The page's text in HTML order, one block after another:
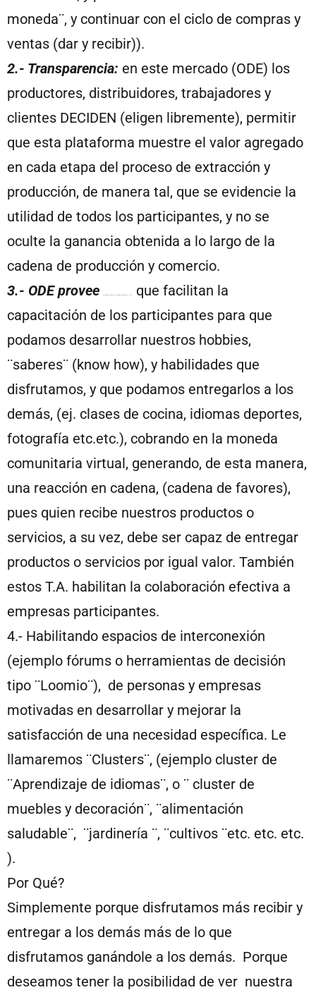
moneda¨, y continuar con el ciclo de compras y
ventas (dar y recibir)).
2.- Transparencia: en este mercado (ODE) los
productores, distribuidores, trabajadores y
clientes DECIDEN (eligen libremente), permitir
que esta plataforma muestre el valor agregado
en cada etapa del proceso de extracción y
producción, de manera tal, que se evidencie la
utilidad de todos los participantes, y no se
oculte la ganancia obtenida a lo largo de la
cadena de producción y comercio.
3.- ODE provee
que facilitan la
capacitación de los participantes para que
podamos desarrollar nuestros hobbies,
¨saberes¨ (know how), y habilidades que
disfrutamos, y que podamos entregarlos a los
demás, (ej. clases de cocina, idiomas deportes,
fotografía etc.etc.), cobrando en la moneda
comunitaria virtual, generando, de esta manera,
una reacción en cadena, (cadena de favores),
pues quien recibe nuestros productos o
servicios, a su vez, debe ser capaz de entregar
productos o servicios por igual valor. También
estos T.A. habilitan la colaboración efectiva a
empresas participantes.
4.- Habilitando espacios de interconexión
(ejemplo fórums o herramientas de decisión
tipo ¨Loomio¨), de personas y empresas
motivadas en desarrollar y mejorar la
satisfacción de una necesidad específica. Le
llamaremos ¨Clusters¨, (ejemplo cluster de
¨Aprendizaje de idiomas¨, o ¨ cluster de
muebles y decoración¨, ¨alimentación
saludable¨, ¨jardinería ¨, ¨cultivos ¨etc. etc. etc.
).
Por Qué?
Simplemente porque disfrutamos más recibir y
entregar a los demás más de lo que
disfrutamos ganándole a los demás. Porque
deseamos tener la posibilidad de ver nuestra